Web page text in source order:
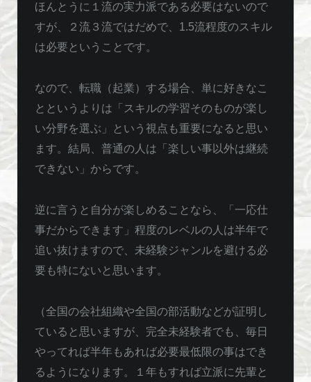
ほんとうに１流の実力派である必要はないので
すが、２流３流ではだめで、1.5流程度のスキル
は必要ということです。
なので、転職（起業）する場合、単に好きなこ
とというよりは「スキルの学習そのものが楽し
い分野を選ぶ」という視点も重要になると思い
ます。結局、普通の人は「楽しい事以外は継続
できない」からです。
逆に言うと自分が楽しめることなら、「一応仕
事だからできます」程度のレベルの人は半年で
追い抜けますので、未経験ジャンルを避ける必
要も特にないと思います。
（全国の会社組織や全国の部活動などが証明し
ていると思いますが、完全未経験者でも、毎日
やってれば半年もあれば必要最低限の事はでき
るようになります。１年もすれば立派に先輩と